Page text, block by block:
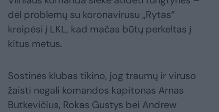
dėl problemų su koronavirusu „Rytas“
kreipėsi į LKL, kad mačas būtų perkeltas į
kitus metus.
Sostinės klubas tikino, jog traumų ir viruso
žaisti negali komandos kapitonas Arnas
Butkevičius, Rokas Gustys bei Andrew